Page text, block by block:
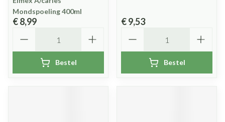
Mondspoeling 400ml
€ 8,99
Bestel
€ 9,53
Bestel